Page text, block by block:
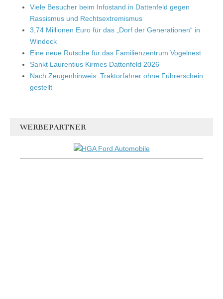
Viele Besucher beim Infostand in Dattenfeld gegen
Rassismus und Rechtsextremismus
3,74 Millionen Euro für das „Dorf der Generationen“ in
Windeck
Eine neue Rutsche für das Familienzentrum Vogelnest
Sankt Laurentius Kirmes Dattenfeld 2026
Nach Zeugenhinweis: Traktorfahrer ohne Führerschein
gestellt
WERBEPARTNER